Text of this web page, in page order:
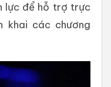
lực để hỗ trợ trực
các chương